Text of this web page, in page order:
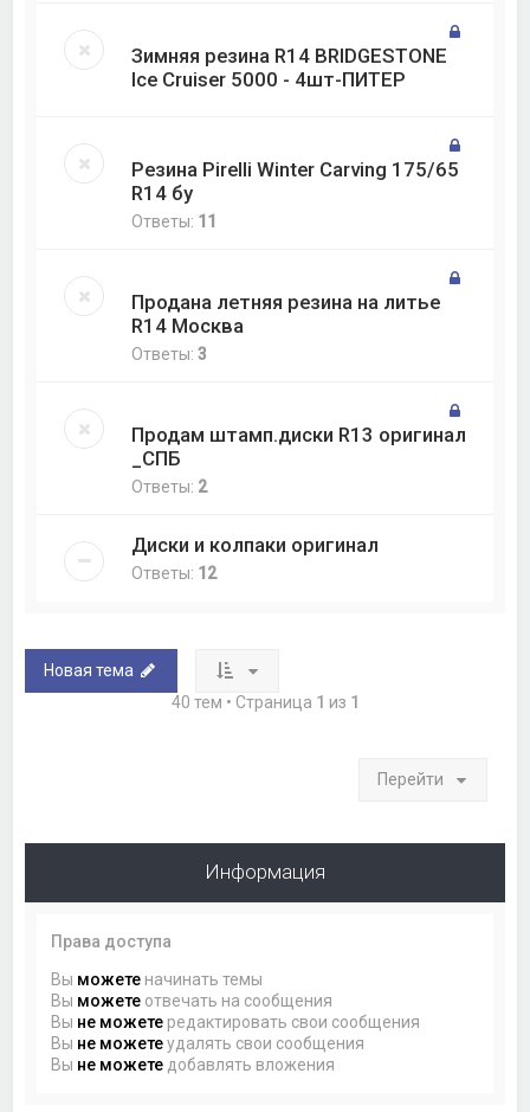
Зимняя резина R14 BRIDGESTONE
Ice Cruiser 5000 - 4шт-ПИТЕР
Резина Pirelli Winter Carving 175/65
R14 бу
Ответы: 11
Продана летняя резина на литье
R14 Москва
Ответы:3
Продам штамп.диски R13 оригинал
_СПБ
Ответы: 2
Диски и колпаки оригинал
Ответы: 12
Новая тема
40 тем • Страница 1 из 1
Перейти
Информация
Права доступа
Вы можете начинать темы
Вы можете отвечать на сообщения
Вы не можете редактировать свои сообщения
Вы не можетеудалять свои сообщения
Вы не можете добавлять вложения